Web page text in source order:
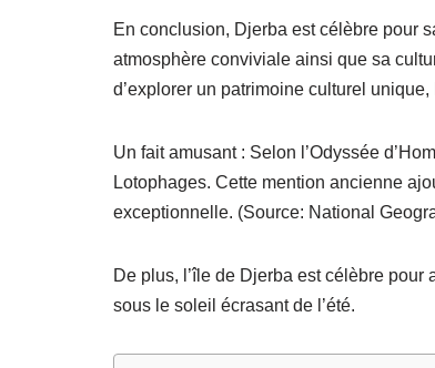
En conclusion, Djerba est célèbre pour
atmosphère conviviale ainsi que sa
d’explorer un patrimoine culturel
Un fait amusant : Selon l’Odyssée
Lotophages. Cette mention ancienne
exceptionnelle. (Source: National
De plus, l’île de Djerba est célèbre
sous le soleil écrasant de l’été.